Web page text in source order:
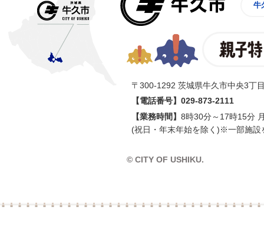
牛
〒300-1292 茨城県牛久市中央3丁
【電話番号】 029-873-2111
【業務時間】 8時30分～17時15分
(祝日・年末年始を除く)※一部施設
© CITY OF USHIKU.